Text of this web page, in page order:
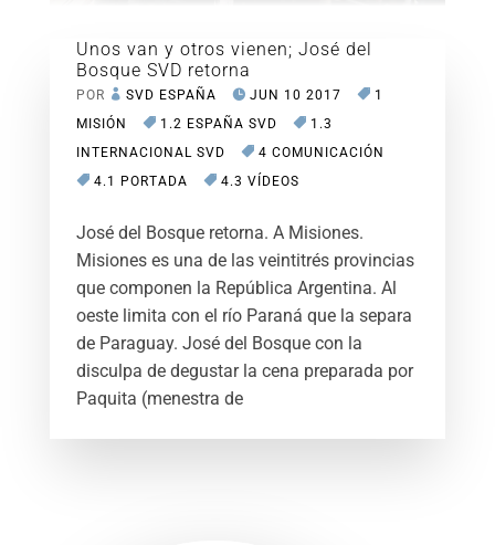
Unos van y otros vienen; José del
Bosque SVD retorna
POR SVD ESPAÑA JUN 10 2017
1
MISIÓN
1.2 ESPAÑA SVD
1.3
INTERNACIONAL SVD
4 COMUNICACIÓN
4.1 PORTADA
4.3 VÍDEOS
José del Bosque retorna. A Misiones.
Misiones es una de las veintitrés provincias
que componen la República Argentina. Al
oeste limita con el río Paraná que la separa
de Paraguay. José del Bosque con la
disculpa de degustar la cena preparada por
Paquita (menestra de